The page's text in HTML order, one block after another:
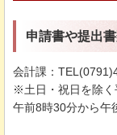
申請書や提出
会計課：
※土日・祝日を除く
午前8時30分から午